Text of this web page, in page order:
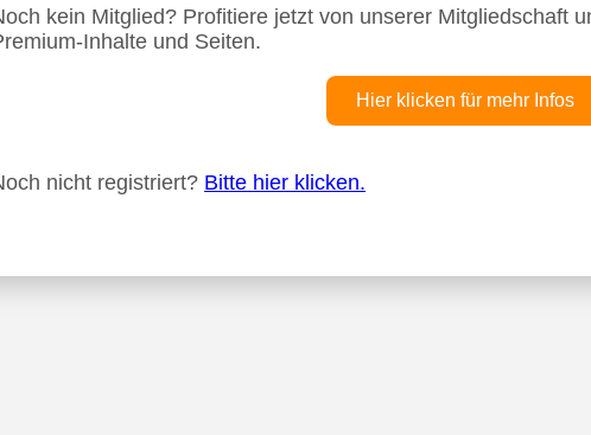
kein Mitglied? Profitiere jetzt von unserer Mitgliedschaft
Inhalte und Seiten.
Hier klicken für mehr Infos
nicht registriert? Bitte hier klicken.